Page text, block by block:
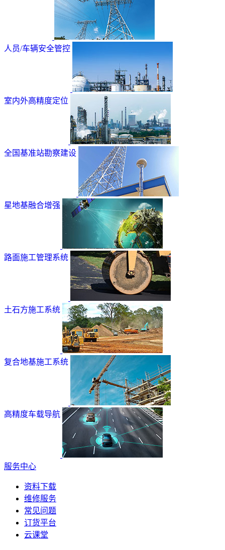
人员/车辆安全管控
室内外高精度定位
全国基准站勘察建设
星地基融合增强
路面施工管理系统
土石方施工系统
复合地基施工系统
高精度车载导航
服务中心
资料下载
维修服务
常见问题
订货平台
云课堂